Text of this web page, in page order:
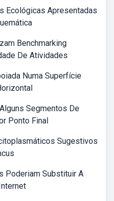
Ecológicas Apresentadas
Benchmarking
De Atividades
Numa Superfície
Segmentos De
Ponto Final
Sugestivos
Poderiam Substituir A